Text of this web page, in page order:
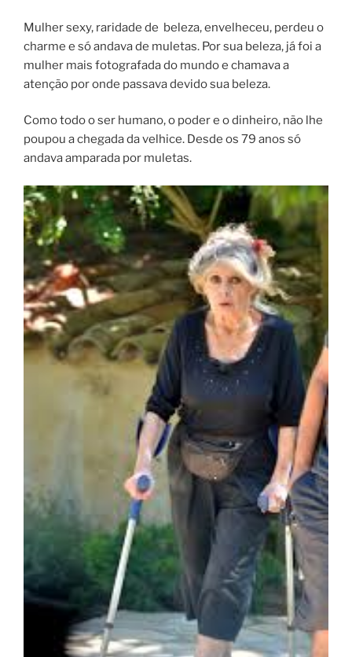
Mulher sexy, raridade de beleza, envelheceu, perdeu o
charme e só andava de muletas. Por sua beleza, já foi a
mulher mais fotografada do mundo e chamava a
atenção por onde passava devido sua beleza.
Como todo o ser humano, o poder e o dinheiro, não lhe
poupou a chegada da velhice. Desde os 79 anos só
andava amparada por muletas.